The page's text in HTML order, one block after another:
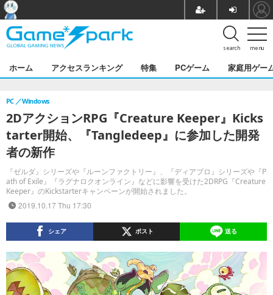
menu
search
ホーム アクセスランキング 特集 PCゲーム 家庭用ゲー
2DアクションRPG『Creature Keeper』Kicks
tarter開始、『Tangledeep』に参加した開発
者の新作
『ゼルダ』シリーズや『ルーンファクトリー』、『ディアブロ』シリーズや『P
ath of Exile』『ラグナロクオンライン』などに影響を受けた2DRPG『Creature
Keeper』のKickstarterキャンペーンが開始されました。
PC Windows
2019.10.17 Thu 17:30
シェア ポスト 送る